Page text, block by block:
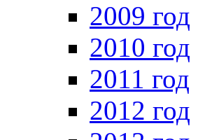
2009 год
2010 год
2011 год
2012 год